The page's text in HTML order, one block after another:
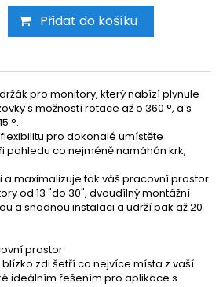
Přidat do košíku
držák pro monitory, který nabízí plynule
s možností rotace až o 360 °, a s
°.
pro dokonalé umístěte
pohledu co nejméně namáhán krk,
a maximalizuje tak váš pracovní prostor.
od 13 "do 30", dvoudílný montážní
a snadnou instalaci a udrží pak až 20
prostor
zdi šetří co nejvíce místa z vaší
ideálním řešením pro aplikace s